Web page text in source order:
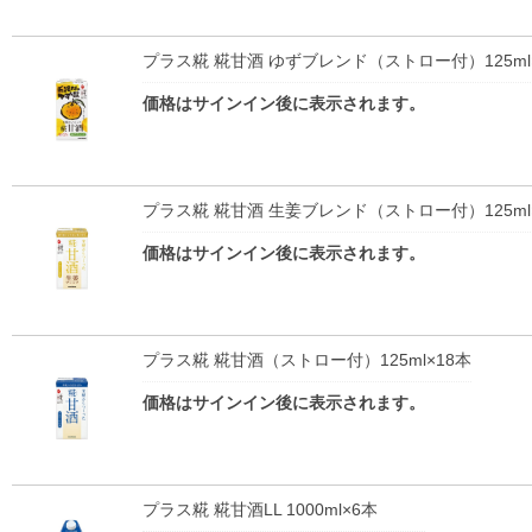
プラス糀 糀甘酒 ゆずブレンド（ストロー付）
価格はサインイン後に表示されます。
プラス糀 糀甘酒 生姜ブレンド（ストロー付）
価格はサインイン後に表示されます。
プラス糀 糀甘酒（ストロー付）125ml×18本
価格はサインイン後に表示されます。
プラス糀 糀甘酒LL 1000ml×6本